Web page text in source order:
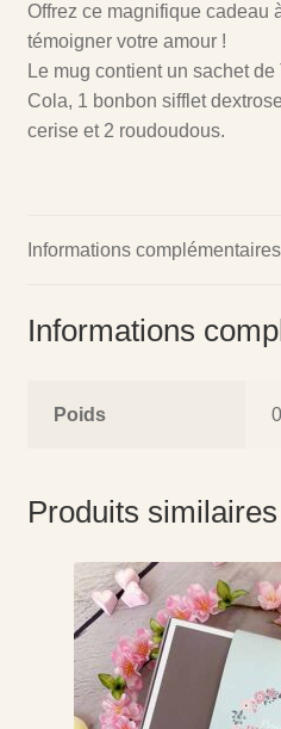
Offrez ce magnifique cadeau
témoigner votre amour !
Le mug contient un sachet
Cola, 1 bonbon sifflet
cerise et 2 roudoudous.
Informations complémentaires
Informations
Poids
Produits similaires